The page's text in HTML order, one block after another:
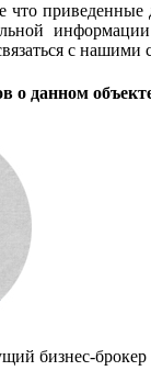
что приведенные
с
о данном
бизнес-брокер